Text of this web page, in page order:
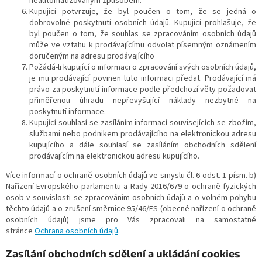
Kupující potvrzuje, že byl poučen o tom, že se jedná o
dobrovolné poskytnutí osobních údajů. Kupující prohlašuje, že
byl poučen o tom, že souhlas se zpracováním osobních údajů
může ve vztahu k prodávajícímu odvolat písemným oznámením
doručeným na adresu prodávajícího
Požádá-li kupující o informaci o zpracování svých osobních údajů,
je mu prodávající povinen tuto informaci předat. Prodávající má
právo za poskytnutí informace podle předchozí věty požadovat
přiměřenou úhradu nepřevyšující náklady nezbytné na
poskytnutí informace.
Kupující souhlasí se zasíláním informací souvisejících se zbožím,
službami nebo podnikem prodávajícího na elektronickou adresu
kupujícího a dále souhlasí se zasíláním obchodních sdělení
prodávajícím na elektronickou adresu kupujícího.
Více informací o ochraně osobních údajů ve smyslu čl. 6 odst. 1 písm. b)
Nařízení Evropského parlamentu a Rady 2016/679 o ochraně fyzických
osob v souvislosti se zpracováním osobních údajů a o volném pohybu
těchto údajů a o zrušení směrnice 95/46/ES (obecné nařízení o ochraně
osobních údajů) jsme pro Vás zpracovali na samostatné
stránce Ochrana osobních údajů.
Zasílání obchodních sdělení a ukládání cookies